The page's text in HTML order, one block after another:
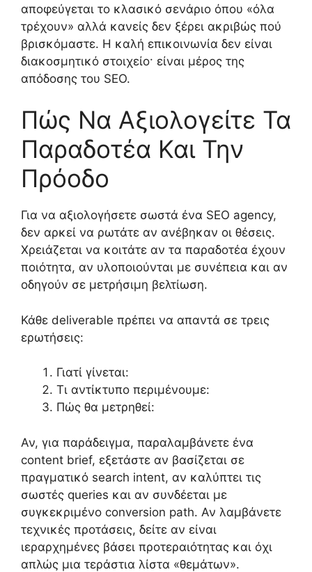
αποφεύγεται το κλασικό σενάριο όπου «όλα
τρέχουν» αλλά κανείς δεν ξέρει ακριβώς πού
βρισκόμαστε. Η καλή επικοινωνία δεν είναι
διακοσμητικό στοιχείο· είναι μέρος της
απόδοσης του SEO.
Πώς Να Αξιολογείτε Τα
Παραδοτέα Και Την
Πρόοδο
Για να αξιολογήσετε σωστά ένα SEO agency,
δεν αρκεί να ρωτάτε αν ανέβηκαν οι θέσεις.
Χρειάζεται να κοιτάτε αν τα παραδοτέα έχουν
ποιότητα, αν υλοποιούνται με συνέπεια και αν
οδηγούν σε μετρήσιμη βελτίωση.
Κάθε deliverable πρέπει να απαντά σε τρεις
ερωτήσεις:
Γιατί γίνεται:
Τι αντίκτυπο περιμένουμε:
Πώς θα μετρηθεί:
Αν, για παράδειγμα, παραλαμβάνετε ένα
content brief, εξετάστε αν βασίζεται σε
πραγματικό search intent, αν καλύπτει τις
σωστές queries και αν συνδέεται με
συγκεκριμένο conversion path. Αν λαμβάνετε
τεχνικές προτάσεις, δείτε αν είναι
ιεραρχημένες βάσει προτεραιότητας και όχι
απλώς μια τεράστια λίστα «θεμάτων».